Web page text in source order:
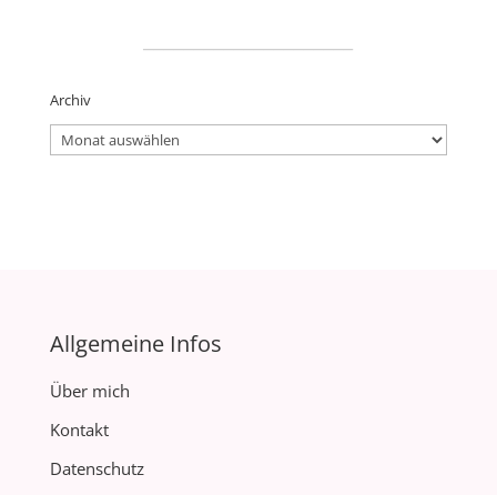
Archiv
Archiv
Allgemeine Infos
Über mich
Kontakt
Datenschutz